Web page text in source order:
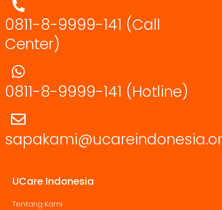
0811-8-9999-141 (Call
Center)
0811-8-9999-141 (Hotline)
UCare Indonesia
Tentang Kami